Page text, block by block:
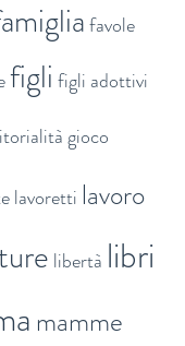
favole
figli figli adottivi
gioco
lavoretti lavoro
libertà libri
mamme